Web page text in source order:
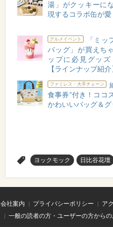
湯」がクッキーに
現するコラボ缶が愛
グルメイベント
「ミッ
バッグ」が買えち
ップに必見グッ
【ラインナップ紹介
ファミレス・大手チェーン
食事券”付き！ココ
かわいいバッグ＆グ
ヨックモック 日比谷花壇
会社案内 プライバシーポリシー ア
一般の読者の方・ユーザーの方から